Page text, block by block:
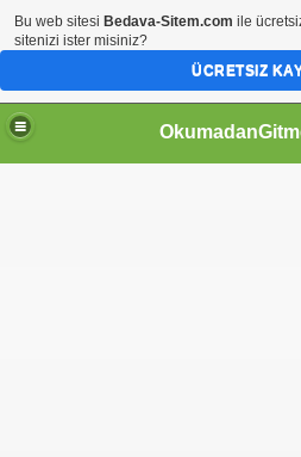
Bu web sitesi Bedava-Sitem.com ile
sitenizi ister misiniz?
ÜCRETSIZ